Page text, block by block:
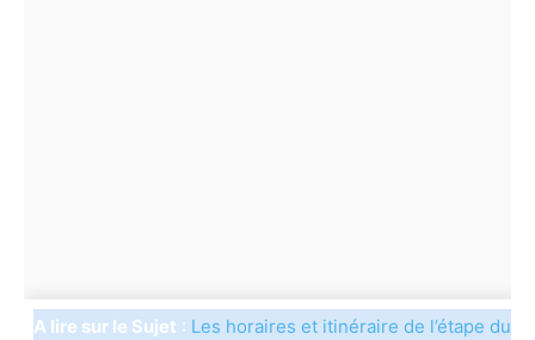
A lire sur le Sujet : Les horaires et itinéraire de l’étape du